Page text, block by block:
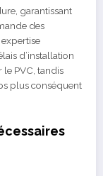
garantissant
des
d’installation
le PVC, tandis
plus conséquent